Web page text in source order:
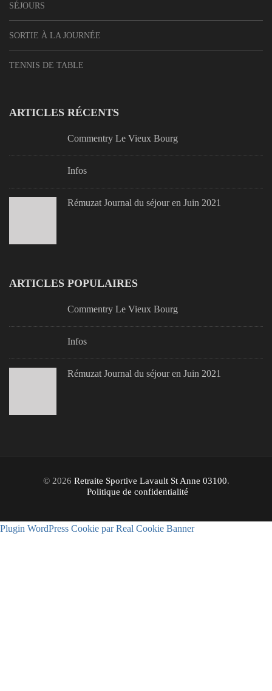
SÉJOURS
SORTIE À LA JOURNÉE
TENNIS DE TABLE
ARTICLES RÉCENTS
Commentry Le Vieux Bourg
Infos
Rémuzat Journal du séjour en Juin 2021
ARTICLES POPULAIRES
Commentry Le Vieux Bourg
Infos
Rémuzat Journal du séjour en Juin 2021
© 2026 Retraite Sportive Lavault St Anne 03100.
Politique de confidentialité
Plugin WordPress Cookie par Real Cookie Banner